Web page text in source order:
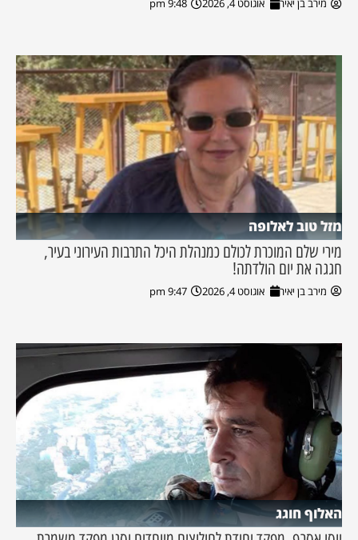
מירב בן יאיר אוגוסט 4, 2026 9:48 pm
מזל טוב לאלופה
מירי שלם המוכרת לכולם כמנהלת היכל התרבות העירוני בעיר,
חגגה את יום הולדתה!
מירב בן יאיר אוגוסט 4, 2026 9:47 pm
האלוף חוגג